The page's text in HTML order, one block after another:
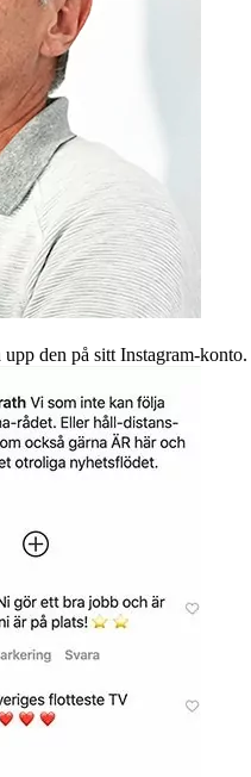
den på sitt Instagram-konto.